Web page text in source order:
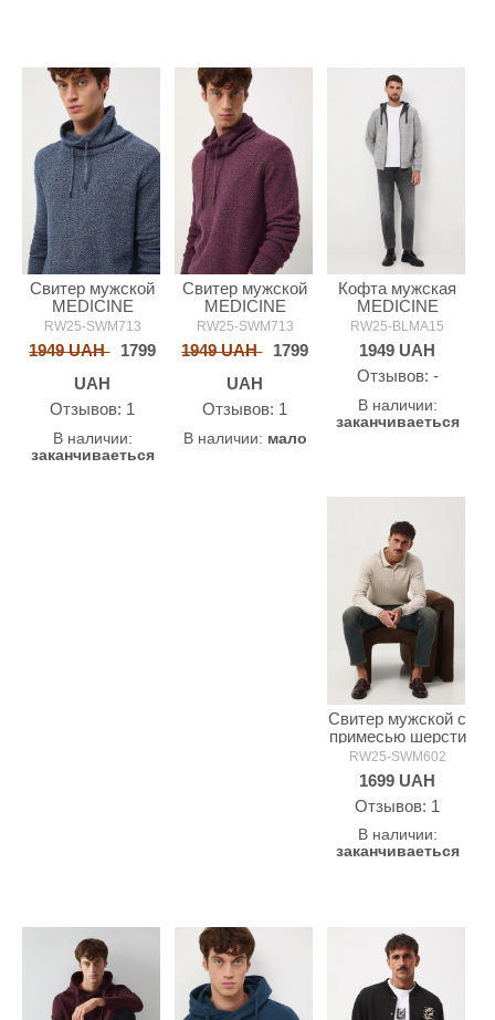
Свитер мужской
MEDICINE
RW25-SWM713
1949 UAH
1799
UAH
Oтзывов: 1
В наличии:
заканчиваеться
Свитер мужской
MEDICINE
RW25-SWM713
1949 UAH
1799
UAH
Oтзывов: 1
В наличии: мало
Кофта мужская
MEDICINE
RW25-BLMA15
1949 UAH
Oтзывов: -
В наличии:
заканчиваеться
Свитер мужской с
примесью шерсти
MEDICINE
RW25-SWM602
1699 UAH
Oтзывов: 1
В наличии:
заканчиваеться